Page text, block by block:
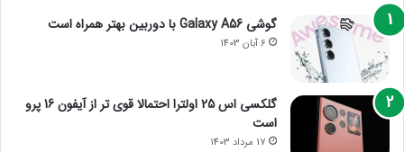
گوشی Galaxy A56 با دوربین بهتر همراه است
6 آبان 1403
گلکسی اس 25 اولترا احتمالا قوی تر از آیفون 16 پرو
است
17 مرداد 1403